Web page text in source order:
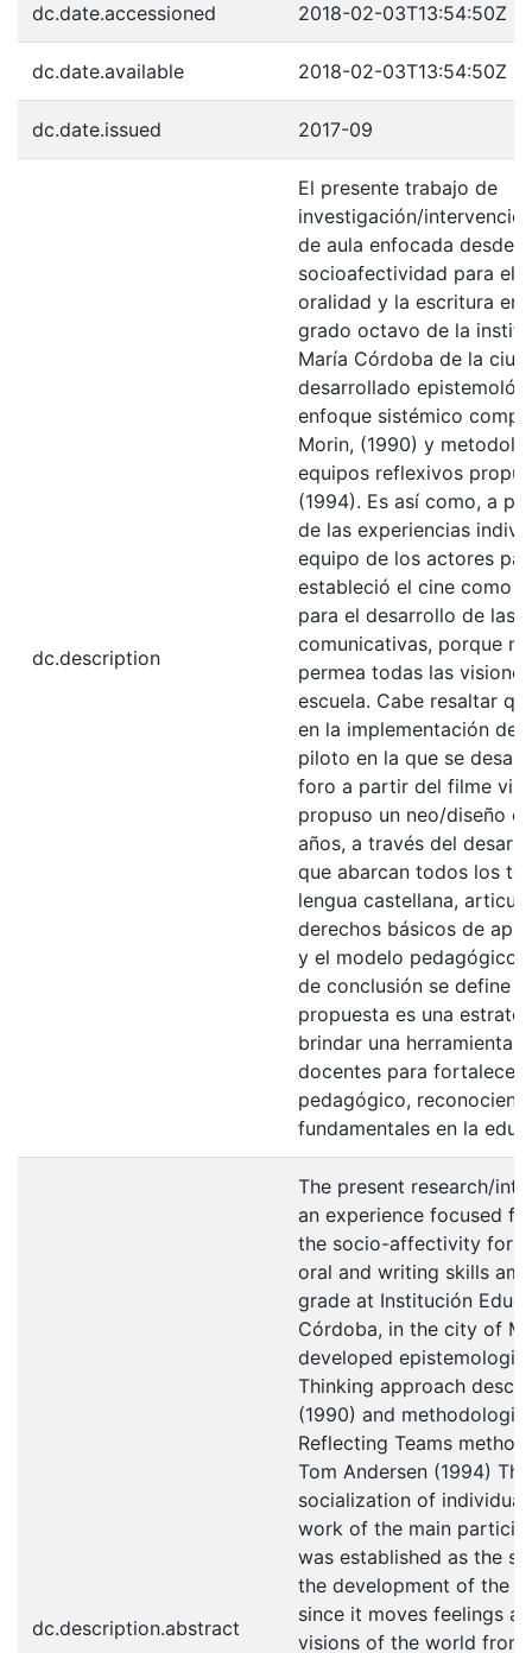
dc.date.accessioned 2018-02-03T13:54:50Z
dc.date.available 2018-02-03T13:54:50Z
dc.date.issued 2017-09
dc.description
El presente trabajo de
investigación/
de aula enfocada desde
socioafectividad para el
oralidad y la escritura en
grado octavo de la
María Córdoba de la
desarrollado
enfoque sistémico
Morin, (1990) y
equipos reflexivos
(1994). Es así como, a
de las experiencias
equipo de los actores
estableció el cine como
para el desarrollo de las
comunicativas, porque
permea todas las
escuela. Cabe resaltar
en la implementación de
piloto en la que se
foro a partir del filme
propuso un neo/diseño
años, a través del
que abarcan todos los
lengua castellana,
derechos básicos de
y el modelo pedagógico
de conclusión se define
propuesta es una
brindar una herramienta
docentes para fortalecer
pedagógico,
fundamentales en la
dc.description.abstract
The present research/
an experience focused
the socio-affectivity for
oral and writing skills
grade at Institución
Córdoba, in the city of
developed
Thinking approach
(1990) and
Reflecting Teams
Tom Andersen (1994)
socialization of
work of the main
was established as the
the development of the
since it moves feelings
visions of the world from